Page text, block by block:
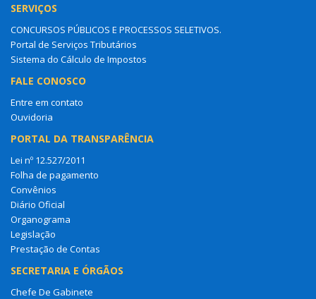
SERVIÇOS
CONCURSOS PÚBLICOS E PROCESSOS SELETIVOS.
Portal de Serviços Tributários
Sistema do Cálculo de Impostos
FALE CONOSCO
Entre em contato
Ouvidoria
PORTAL DA TRANSPARÊNCIA
Lei nº 12.527/2011
Folha de pagamento
Convênios
Diário Oficial
Organograma
Legislação
Prestação de Contas
SECRETARIA E ÓRGÃOS
Chefe De Gabinete